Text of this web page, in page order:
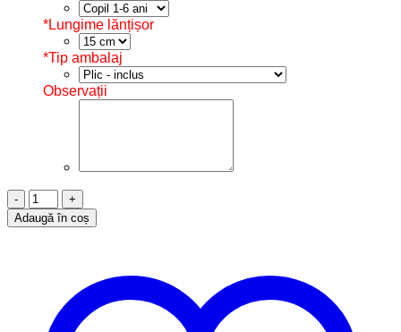
*Lungime lănțișor
*Tip ambalaj
Observații
Cantitate
Brățară
Șnur,
B11052
Adaugă în coș